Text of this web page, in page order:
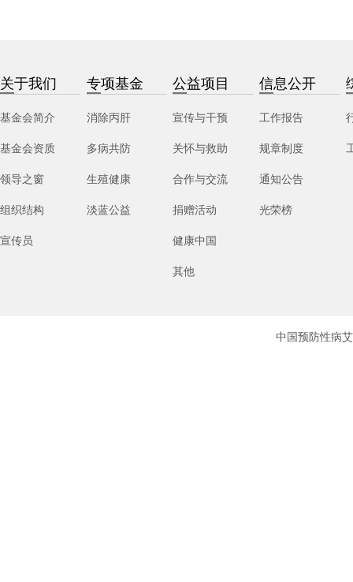
关于我们
基金会简介
基金会资质
领导之窗
组织结构
宣传员
专项基金
消除丙肝
多病共防
生殖健康
淡蓝公益
公益项目
宣传与干预
关怀与救助
合作与交流
捐赠活动
健康中国
其他
信息公开
工作报告
规章制度
通知公告
光荣榜
中国预防性病